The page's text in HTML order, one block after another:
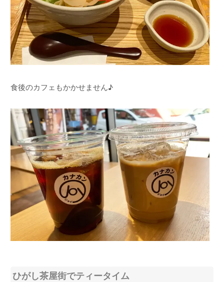
食後のカフェもかかせません♪
ひがし茶屋街でティータイム